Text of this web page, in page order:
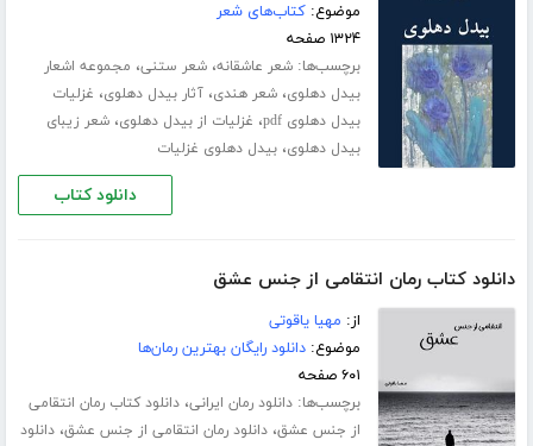
موضوع:کتاب‌های شعر
۱۳۲۴ صفحه
برچسب‌ها:شعر عاشقانه،شعر ستنی، مجموعه اشعار
بیدل دهلوی،شعر هندی،آثار بیدل دهلوی، غزلیات
بیدل دهلوی pdf
، غزلیات از بیدل دهلوی،شعر زیبای
بیدل دهلوی،بیدل دهلوی غزلیات
دانلود کتاب
دانلود کتاب رمان انتقامی از جنس عشق
از: مهیا یاقوتی
موضوع:دانلود رایگان بهترین رمان‌ها
۶۰۱ صفحه
برچسب‌ها:دانلود رمان ایرانی،دانلود کتاب رمان انتقامی
از جنس عشق،دانلود رمان انتقامی از جنس عشق،دانلود